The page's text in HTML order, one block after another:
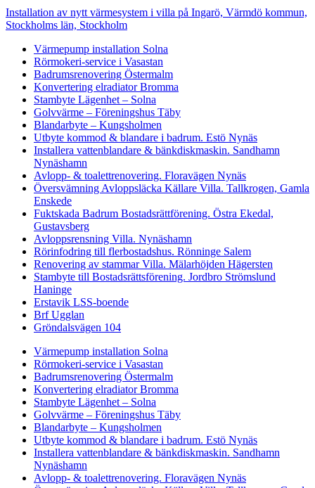
Installation av nytt värmesystem i villa på Ingarö, Värmdö kommun,
Stockholms län, Stockholm
Värmepump installation Solna
Rörmokeri-service i Vasastan
Badrumsrenovering Östermalm
Konvertering elradiator Bromma
Stambyte Lägenhet – Solna
Golvvärme – Föreningshus Täby
Blandarbyte – Kungsholmen
Utbyte kommod & blandare i badrum. Estö Nynäs
Installera vattenblandare & bänkdiskmaskin. Sandhamn
Nynäshamn
Avlopp- & toalettrenovering. Floravägen Nynäs
Översvämning Avloppsläcka Källare Villa. Tallkrogen, Gamla
Enskede
Fuktskada Badrum Bostadsrättförening. Östra Ekedal,
Gustavsberg
Avloppsrensning Villa. Nynäshamn
Rörinfodring till flerbostadshus. Rönninge Salem
Renovering av stammar Villa. Mälarhöjden Hägersten
Stambyte till Bostadsrättsförening. Jordbro Strömslund
Haninge
Erstavik LSS-boende
Brf Ugglan
Gröndalsvägen 104
Värmepump installation Solna
Rörmokeri-service i Vasastan
Badrumsrenovering Östermalm
Konvertering elradiator Bromma
Stambyte Lägenhet – Solna
Golvvärme – Föreningshus Täby
Blandarbyte – Kungsholmen
Utbyte kommod & blandare i badrum. Estö Nynäs
Installera vattenblandare & bänkdiskmaskin. Sandhamn
Nynäshamn
Avlopp- & toalettrenovering. Floravägen Nynäs